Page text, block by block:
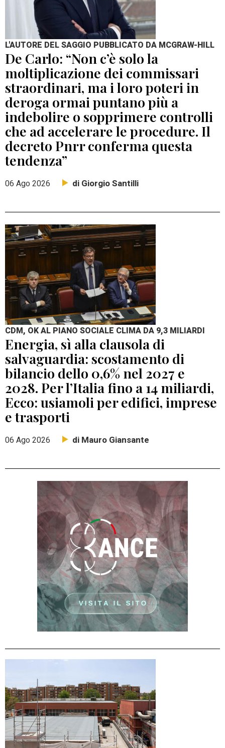
L'AUTORE DEL SAGGIO PUBBLICATO DA MCGRAW-HILL
De Carlo: “Non c’è solo la
moltiplicazione dei commissari
straordinari, ma i loro poteri in
deroga ormai puntano più a
indebolire o sopprimere controlli
che ad accelerare le procedure. Il
decreto Pnrr conferma questa
tendenza”
06 Ago 2026 di Giorgio Santilli
CDM, OK AL PIANO SOCIALE CLIMA DA 9,3 MILIARDI
Energia, sì alla clausola di
salvaguardia: scostamento di
bilancio dello 0,6% nel 2027 e
2028. Per l’Italia fino a 14 miliardi,
Ecco: usiamoli per edifici, imprese
e trasporti
06 Ago 2026 di Mauro Giansante